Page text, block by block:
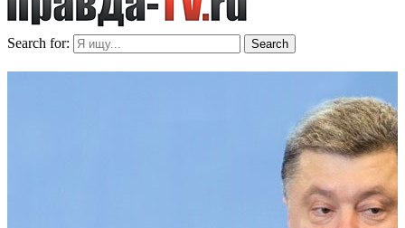
Search for: Search